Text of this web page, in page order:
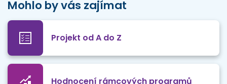
Mohlo by vás zajímat
Projekt od A do Z
Hodnocení rámcových programů